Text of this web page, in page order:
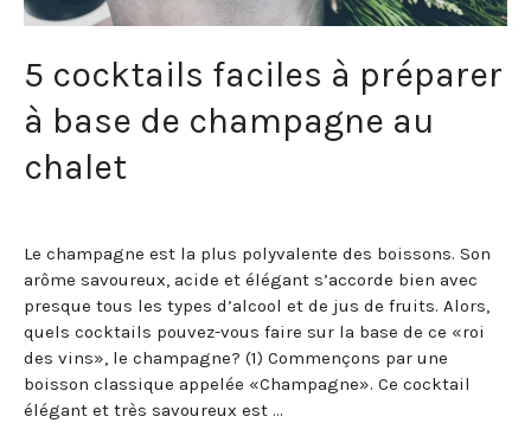
5 cocktails faciles à préparer
à base de champagne au
chalet
Le champagne est la plus polyvalente des boissons. Son
arôme savoureux, acide et élégant s’accorde bien avec
presque tous les types d’alcool et de jus de fruits. Alors,
quels cocktails pouvez-vous faire sur la base de ce «roi
des vins», le champagne? (1) Commençons par une
boisson classique appelée «Champagne». Ce cocktail
élégant et très savoureux est …